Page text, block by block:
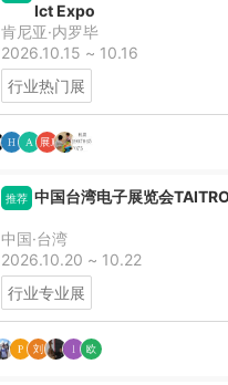
Ict Expo
肯尼亚·内罗毕
2026.10.15 ~ 10.16
行业热门展
推荐 中国台湾电子展览会
中国·台湾
2026.10.20 ~ 10.22
行业专业展